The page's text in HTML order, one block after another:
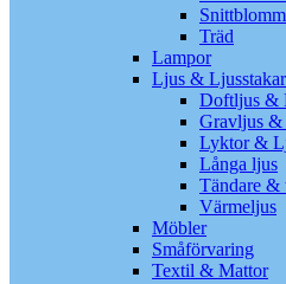
Träd
Lampor
Ljus & Ljusstakar
Doftljus &
Gravljus &
Lyktor &
Långa ljus
Tändare &
Värmeljus
Möbler
Småförvaring
Textil & Mattor